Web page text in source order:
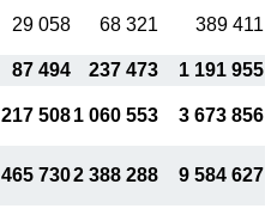
29 058 68 321 389 411
87 494 237 473
1 191 955
217 5081 060 553 3 673 856
465 7302 388 288 9 584 627